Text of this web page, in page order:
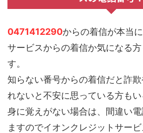
0471412290からの着信が本当
サービスからの着信か気になる
す。
知らない番号からの着信だと詐
れないと不安に思っている方もい
身に覚えがない場合は、間違い
ますのでイオンクレジットサー